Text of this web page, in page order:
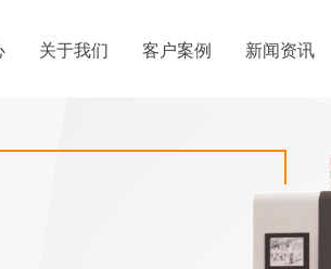
关于我们
关于我们
客户案例
客户案例
新闻资讯
新闻资讯